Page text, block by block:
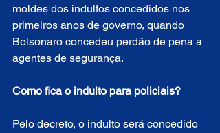
moldes dos indultos concedidos nos
primeiros anos de governo, quando
Bolsonaro concedeu perdão de pena a
agentes de segurança.
Como fica o indulto para policiais?
Pelo decreto, o indulto será concedido